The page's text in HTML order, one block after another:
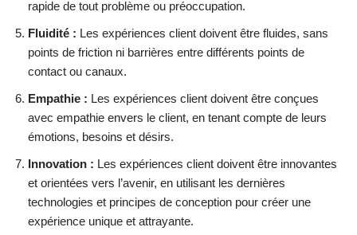
rapide de tout problème ou préoccupation.
Fluidité : Les expériences client doivent être fluides, sans
points de friction ni barrières entre différents points de
contact ou canaux.
Empathie : Les expériences client doivent être conçues
avec empathie envers le client, en tenant compte de leurs
émotions, besoins et désirs.
Innovation : Les expériences client doivent être innovantes
et orientées vers l’avenir, en utilisant les dernières
technologies et principes de conception pour créer une
expérience unique et attrayante.